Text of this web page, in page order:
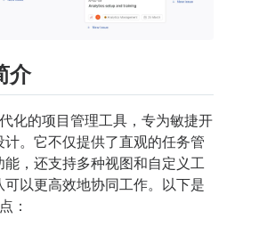
介
化的项目管理工具，专为敏捷开
。它不仅提供了直观的任务管
能，还支持多种视图和自定义工
以更高效地协同工作。以下是
：